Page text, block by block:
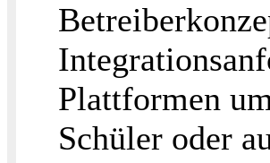
Plattformen
Schüler oder